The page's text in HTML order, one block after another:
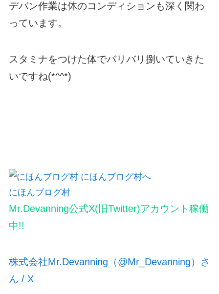
デバン作業は体のコンディションも深く関わ
っています。
スタミナをつけた体でバリバリ捌いていきた
いですね(*^^*)
にほんブログ村
Mr.Devanning公式X(旧Twitter)アカウント稼働
中!!
株式会社Mr.Devanning（@Mr_Devanning）さ
ん / X